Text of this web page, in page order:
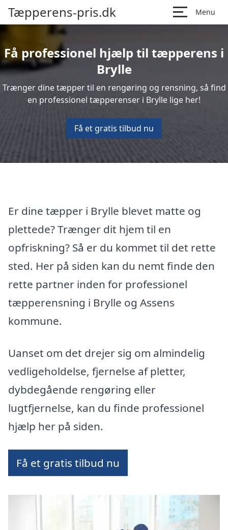
Tæpperens-pris.dk Menu
Få professionel hjælp til tæpperens i
Brylle
Trænger dine tæpper til en rengøring og rensning, så find
en professionel tæpperenser i Brylle lige her!
Få et gratis tilbud nu
Er dine tæpper i Brylle blevet matte og
plettede? Trænger dit hjem til en
opfriskning? Så er du kommet til det rette
sted. Her på siden kan du nemt finde den
rette partner inden for professionel
tæpperensning i Brylle og Assens
kommune.
Uanset om det drejer sig om almindelig
vedligeholdelse, fjernelse af pletter,
dybdegående rengøring eller
lugtfjernelse, kan du finde professionel
hjælp her på siden.
Få et gratis tilbud nu